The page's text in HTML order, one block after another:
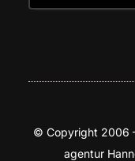
© Copy­right 2006
agen­tur